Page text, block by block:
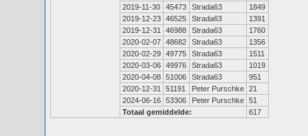
2019-11-30
45473 Strada63
1849
2019-12-23 46525 Strada63
1391
2019-12-31
46988 Strada63
1760
2020-02-07 48682 Strada63
1356
2020-02-29 49775 Strada63
1511
2020-03-06 49976 Strada63
1019
2020-04-08 51006 Strada63
951
2020-12-31
51191 Peter Purschke 21
2024-06-16 53306 Peter Purschke 51
Totaal gemiddelde:
617